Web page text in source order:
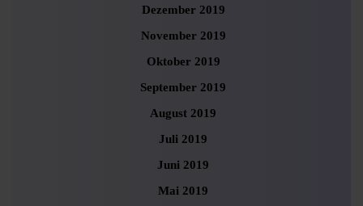
Dezember 2019
November 2019
Oktober 2019
September 2019
August 2019
Juli 2019
Juni 2019
Mai 2019